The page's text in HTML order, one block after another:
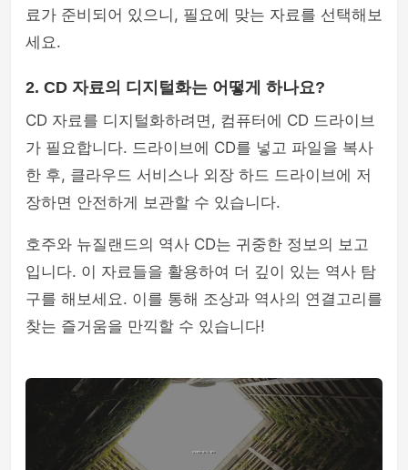
료가 준비되어 있으니, 필요에 맞는 자료를 선택해보
세요.
2. CD 자료의 디지털화는 어떻게 하나요?
CD 자료를 디지털화하려면, 컴퓨터에 CD 드라이브
가 필요합니다. 드라이브에 CD를 넣고 파일을 복사
한 후, 클라우드 서비스나 외장 하드 드라이브에 저
장하면 안전하게 보관할 수 있습니다.
호주와 뉴질랜드의 역사 CD는 귀중한 정보의 보고
입니다. 이 자료들을 활용하여 더 깊이 있는 역사 탐
구를 해보세요. 이를 통해 조상과 역사의 연결고리를
찾는 즐거움을 만끽할 수 있습니다!